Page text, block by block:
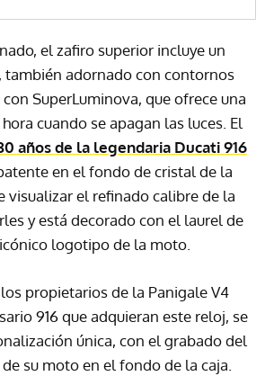
el zafiro superior incluye un
también adornado con contornos
SuperLuminova, que ofrece una
cuando se apagan las luces. El
años de la legendaria Ducati 916
en el fondo de cristal de la
visualizar el refinado calibre de la
y está decorado con el laurel de
logotipo de la moto.
propietarios de la Panigale V4
916 que adquieran este reloj, se
única, con el grabado del
su moto en el fondo de la caja.